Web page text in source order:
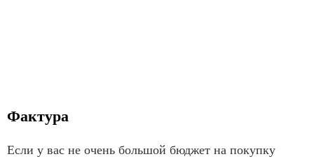
Фактура
Если у вас не очень большой бюджет на покупку